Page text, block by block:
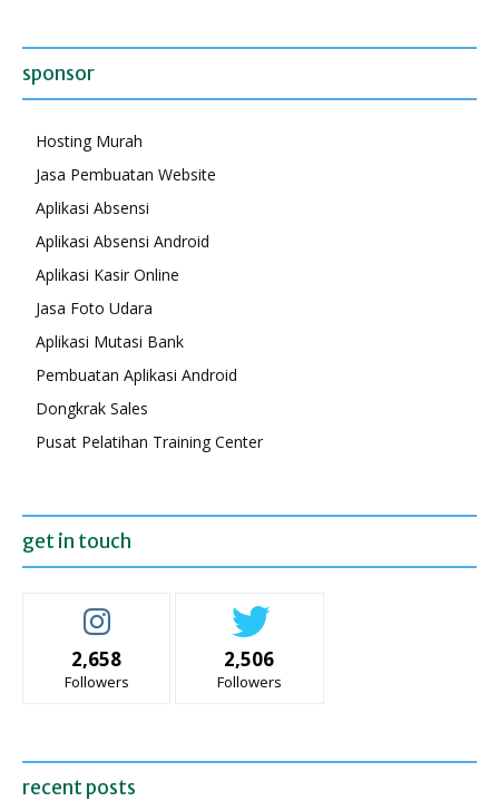
sponsor
Hosting Murah
Jasa Pembuatan Website
Aplikasi Absensi
Aplikasi Absensi Android
Aplikasi Kasir Online
Jasa Foto Udara
Aplikasi Mutasi Bank
Pembuatan Aplikasi Android
Dongkrak Sales
Pusat Pelatihan Training Center
get in touch
2,658
Followers
2,506
Followers
recent posts